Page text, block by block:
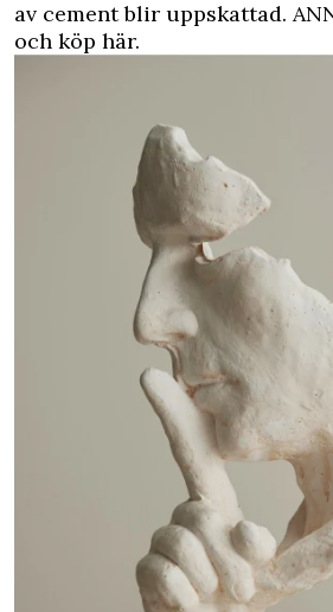
av cement blir uppskattad.
och köp här.